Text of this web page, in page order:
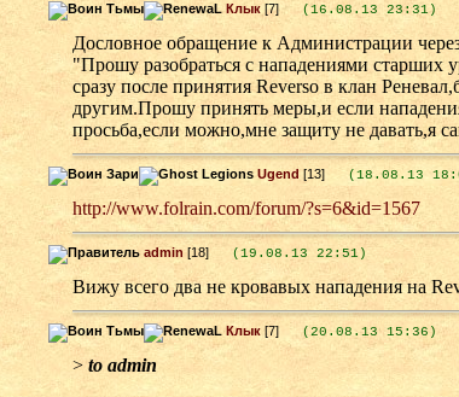
Клык [7] (16.08.13 23:31)
Дословное обращение к Администрации
"Прошу разобраться с нападениями старших
сразу после принятия Reverso в клан
другим.Прошу принять меры,и если
просьба,если можно,мне защиту не давать,я
Ugend [13] (18.08.13
http://www.folrain.com/forum/?s=6&id=1567
admin [18] (19.08.13 22:51)
Вижу всего два не кровавых нападения на
Клык [7] (20.08.13 15:36)
> to admin